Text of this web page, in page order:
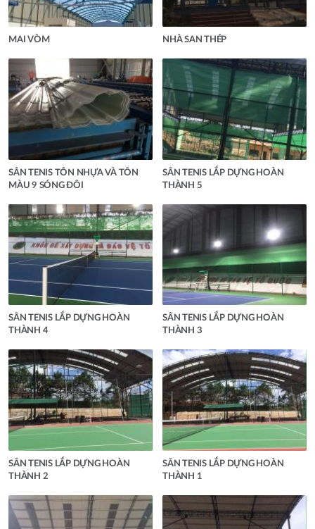
MAI VÒM NHÀ SAN THÉP
SÂN TENIS TÔN NHỰA VÀ TÔN
MÀU 9 SÓNG ĐÔI
SÂN TENIS LẮP DỰNG HOÀN
THÀNH 5
SÂN TENIS LẮP DỰNG HOÀN
THÀNH 4
SÂN TENIS LẮP DỰNG HOÀN
THÀNH 3
SÂN TENIS LẮP DỰNG HOÀN
THÀNH 2
SÂN TENIS LẮP DỰNG HOÀN
THÀNH 1